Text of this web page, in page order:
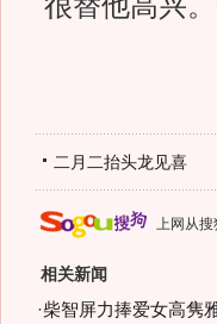
二月二抬头龙见喜
上网从搜
相关新闻
·柴智屏力捧爱女高隽